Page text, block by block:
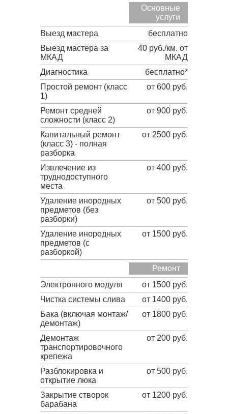
Основные
услуги
Выезд мастера
бесплатно
Выезд мастера за
МКАД
40 руб./км. от
МКАД
Диагностика
бесплатно*
Простой ремонт (класс
1)
от 600 руб.
Ремонт средней
сложности (класс 2)
от 900 руб.
Капитальный ремонт
(класс 3) - полная
разборка
от 2500 руб.
Извлечение из
труднодоступного
места
от 400 руб.
Удаление инородных
предметов (без
разборки)
от 500 руб.
Удаление инородных
предметов (с
разборкой)
от 1500 руб.
Ремонт
Электронного модуля
от 1500 руб.
Чистка системы слива
от 1400 руб.
Бака (включая монтаж/
демонтаж)
от 1800 руб.
Демонтаж
транспортировочного
крепежа
от 200 руб.
Разблокировка и
открытие люка
от 500 руб.
Закрытие створок
барабана
от 1200 руб.